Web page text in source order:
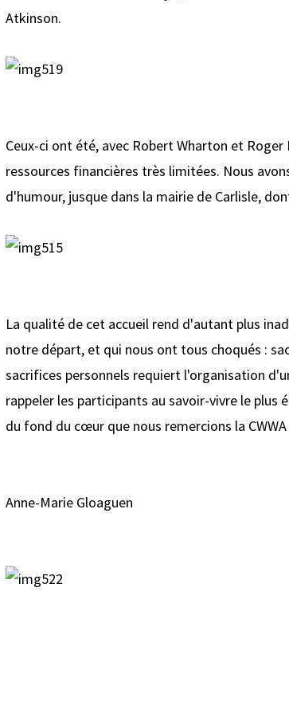
Atkinson.
Ceux-ci ont été, avec Robert Wharton et
ressources financières très limitées. Nous
d'humour, jusque dans la mairie de Carlisle,
La qualité de cet accueil rend d'autant plus
notre départ, et qui nous ont tous choqués :
sacrifices personnels requiert l'organisation
rappeler les participants au savoir-vivre le
du fond du cœur que nous remercions la
Anne-Marie Gloaguen